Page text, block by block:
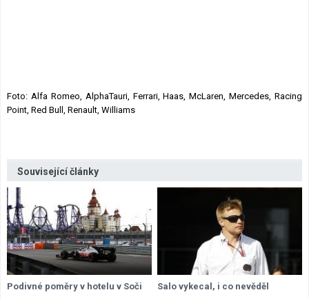
Foto: Alfa Romeo, AlphaTauri, Ferrari, Haas, McLaren, Mercedes, Racing
Point, Red Bull, Renault, Williams
Související články
Podivné poměry v hotelu v Soči Salo vykecal, i co nevěděl